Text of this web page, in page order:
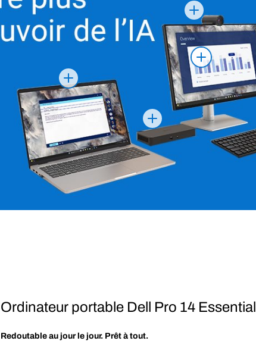
Ordinateur portable Dell Pro 14 Essential
Redoutable au jour le jour. Prêt à tout.